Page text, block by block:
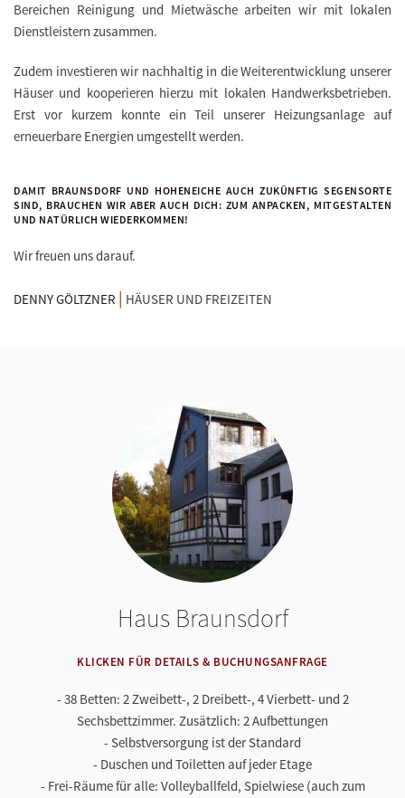
Bereichen Reinigung und Mietwäsche arbeiten wir mit lokalen
Dienstleistern zusammen.
Zudem investieren wir nachhaltig in die Weiterentwicklung unserer
Häuser und kooperieren hierzu mit lokalen Handwerksbetrieben.
Erst vor kurzem konnte ein Teil unserer Heizungsanlage auf
erneuerbare Energien umgestellt werden.
DAMIT BRAUNSDORF UND HOHENEICHE AUCH ZUKÜNFTIG SEGENSORTE
SIND, BRAUCHEN WIR ABER AUCH DICH: ZUM ANPACKEN, MITGESTALTEN
UND NATÜRLICH WIEDERKOMMEN!
Wir freuen uns darauf.
DENNY GÖLTZNER | HÄUSER UND FREIZEITEN
Haus Braunsdorf
KLICKEN FÜR DETAILS & BUCHUNGSANFRAGE
- 38 Betten: 2 Zweibett-, 2 Dreibett-, 4 Vierbett- und 2
Sechsbettzimmer. Zusätzlich: 2 Aufbettungen
- Selbstversorgung ist der Standard
- Duschen und Toiletten auf jeder Etage
- Frei-Räume für alle: Volleyballfeld, Spielwiese (auch zum